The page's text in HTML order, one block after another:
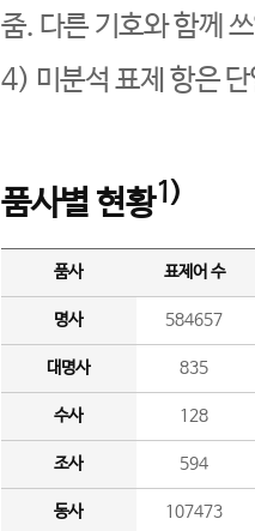
줌. 다른 기호와 함께
4) 미분석 표제 항은
품사별 현황1)
품사 표제어 수
명사 584657
대명사 835
수사 128
조사 594
동사 107473